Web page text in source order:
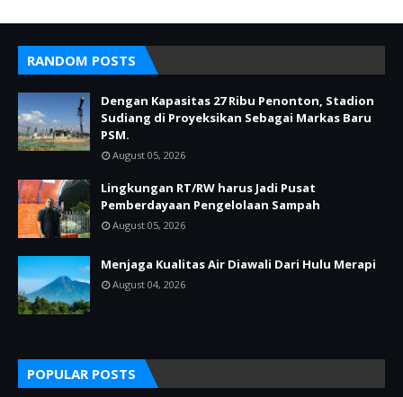
RANDOM POSTS
Dengan Kapasitas 27 Ribu Penonton, Stadion
Sudiang di Proyeksikan Sebagai Markas Baru
PSM.
August 05, 2026
Lingkungan RT/RW harus Jadi Pusat
Pemberdayaan Pengelolaan Sampah
August 05, 2026
Menjaga Kualitas Air Diawali Dari Hulu Merapi
August 04, 2026
POPULAR POSTS